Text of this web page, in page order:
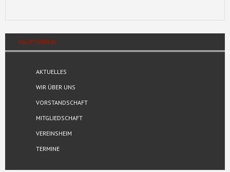
HAUPTVEREIN
AKTUELLES
WIR ÜBER UNS
VORSTANDSCHAFT
MITGLIEDSCHAFT
VEREINSHEIM
TERMINE